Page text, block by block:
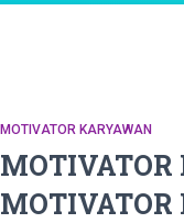
MOTIVATOR KARYAWAN